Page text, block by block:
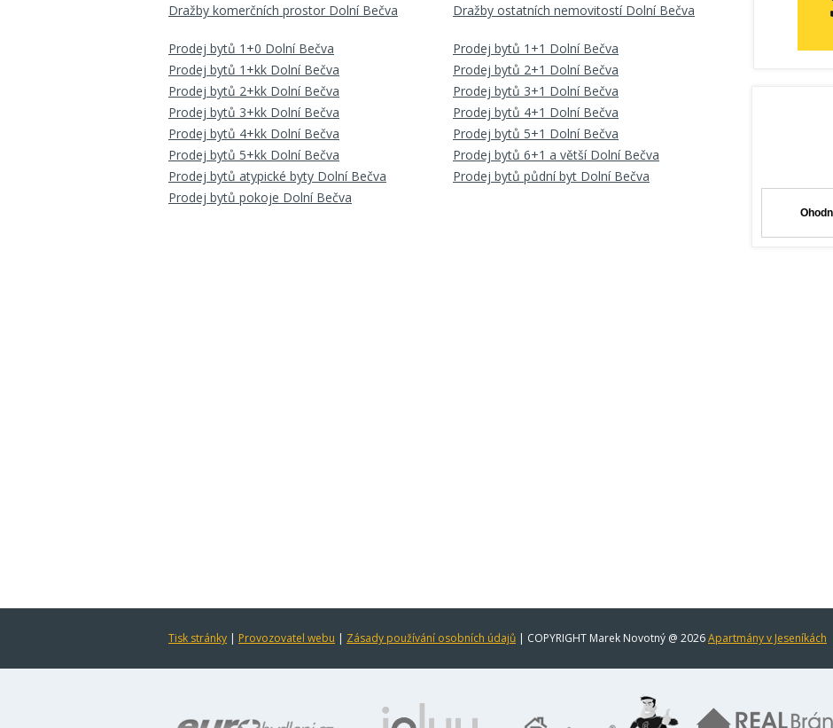
Dražby komerčních prostor Dolní Bečva
Dražby ostatních nemovitostí Dolní Bečva
Prodej bytů 1+0 Dolní Bečva
Prodej bytů 1+1 Dolní Bečva
Prodej bytů 1+kk Dolní Bečva
Prodej bytů 2+1 Dolní Bečva
Prodej bytů 2+kk Dolní Bečva
Prodej bytů 3+1 Dolní Bečva
Prodej bytů 3+kk Dolní Bečva
Prodej bytů 4+1 Dolní Bečva
Prodej bytů 4+kk Dolní Bečva
Prodej bytů 5+1 Dolní Bečva
Prodej bytů 5+kk Dolní Bečva
Prodej bytů 6+1 a větší Dolní Bečva
Prodej bytů atypické byty Dolní Bečva
Prodej bytů půdní byt Dolní Bečva
Prodej bytů pokoje Dolní Bečva
Tisk stránky | Provozovatel webu | Zásady používání osobních údajů | COPYRIGHT Marek Novotný @ 2026Apartmány v Jeseníkách